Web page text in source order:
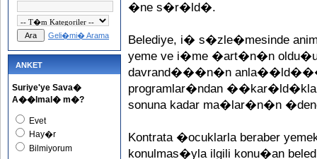
Geli�mi� Arama
ANKET
Suriye'ye Sava�
A��lmal� m�?
Evet
Hay�r
Bilmiyorum
�ne s�r�ld�.
Belediye, i� s�zle�mesinde
yeme ve i�me �art�n�n
davrand���n�n
programlar�ndan
sonuna kadar ma�lar�n�n
Kontrata �ocuklarla beraber
konulmas�yla ilgili konu�an